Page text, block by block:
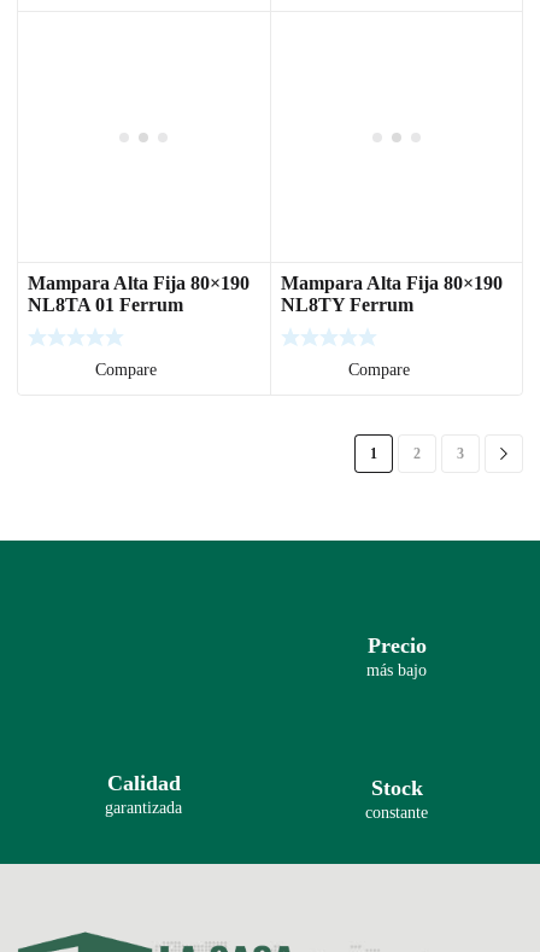
Mampara Alta Fija 80×190
NL8TA 01 Ferrum
Compare
Mampara Alta Fija 80×190
NL8TY Ferrum
Compare
1 2 3
Precio
más bajo
Calidad
garantizada
Stock
constante